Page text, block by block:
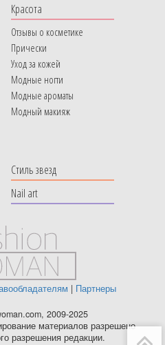
Красота
Отзывы о косметике
Прически
Уход за кожей
Модные ногти
Модные ароматы
Модный макияж
Стиль звезд
Nail art
| Партнеры
2009-2025
материалов разрешено
разрешения редакции.